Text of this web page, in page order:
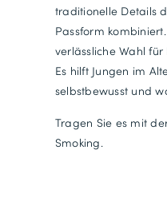
traditionelle Details
Passform
verlässliche Wahl
Es hilft Jungen im
selbstbewusst und
Tragen Sie es mit
Smoking.